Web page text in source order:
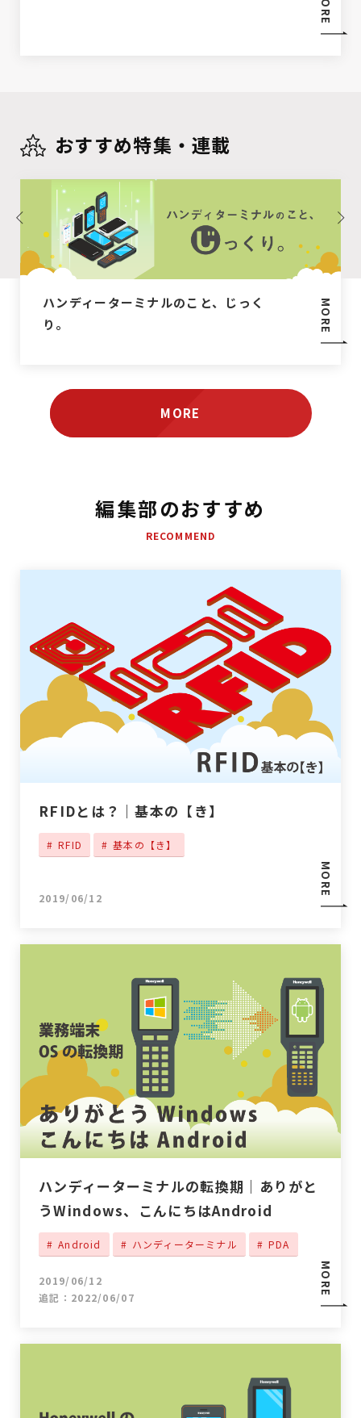
おすすめ特集・連載
MORE
ハンディーターミナルのこと、じっく
り。
MORE
編集部のおすすめ
RECOMMEND
MORE
RFIDとは？｜基本の【き】
RFID 基本の【き】
2019/06/12
MORE
ハンディーターミナルの転換期｜ありがと
うWindows、こんにちはAndroid
Android ハンディーターミナル PDA
2019/06/12
追記：2022/06/07